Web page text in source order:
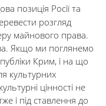
позиція Росії та
розгляд
майнового права.
Якщо ми поглянемо
Крим, і на що
культурних
цінності не
і під ставлення до